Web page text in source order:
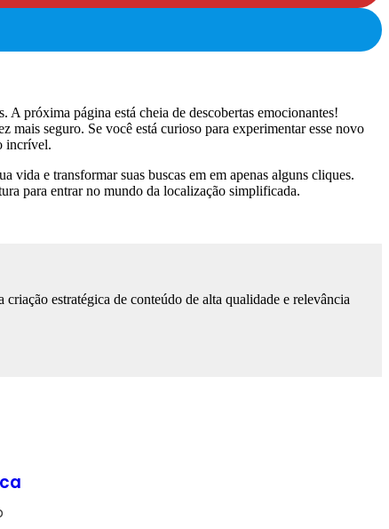
próxima página está cheia de descobertas emocionantes!
mais seguro. Se você está curioso para experimentar esse novo
incrível.
vida e transformar suas buscas em em apenas alguns cliques.
para entrar no mundo da localização simplificada.
estratégica de conteúdo de alta qualidade e relevância